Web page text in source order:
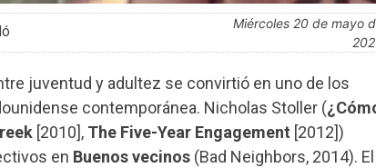
miércoles 20 de mayo de
juventud y adultez se convirtió en uno de los
contemporánea. Nicholas Stoller (
[2010], The Five-Year Engagement [2012])
en Buenos vecinos(Bad Neighbors, 2014). El